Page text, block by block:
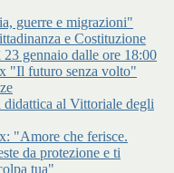
guerre e migrazioni"
e Costituzione
gennaio dalle ore 18:00
"Il futuro senza volto"
al Vittoriale degli
"Amore che ferisce.
da protezione e ti
tua"